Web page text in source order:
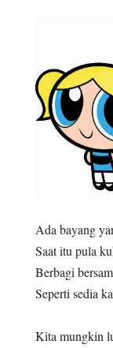
Ada bayang
Saat itu pula
Berbagi
Seperti sedia
Kita mungkin